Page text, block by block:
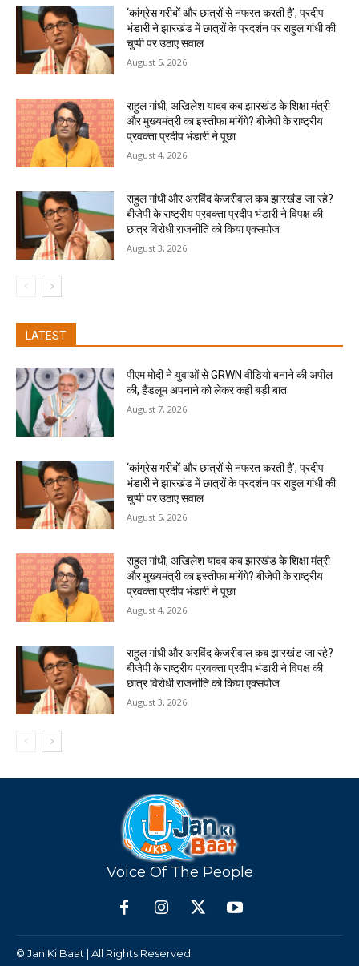
‘कांग्रेस गरीबों और छात्रों से नफरत करती है’, प्रदीप
भंडारी ने झारखंड में छात्रों के प्रदर्शन पर राहुल गांधी की
चुप्पी पर उठाए सवाल
August 5, 2026
राहुल गांधी, अखिलेश यादव कब झारखंड के शिक्षा मंत्री
और मुख्यमंत्री का इस्तीफा मांगेंगे? बीजेपी के राष्ट्रीय
प्रवक्ता प्रदीप भंडारी ने पूछा
August 4, 2026
राहुल गांधी और अरविंद केजरीवाल कब झारखंड जा रहे?
बीजेपी के राष्ट्रीय प्रवक्ता प्रदीप भंडारी ने विपक्ष की
छात्र विरोधी राजनीति को किया एक्सपोज
August 3, 2026
LATEST
पीएम मोदी ने युवाओं से GRWN वीडियो बनाने की अपील
की, हैंडलूम अपनाने को लेकर कही बड़ी बात
August 7, 2026
‘कांग्रेस गरीबों और छात्रों से नफरत करती है’, प्रदीप
भंडारी ने झारखंड में छात्रों के प्रदर्शन पर राहुल गांधी की
चुप्पी पर उठाए सवाल
August 5, 2026
राहुल गांधी, अखिलेश यादव कब झारखंड के शिक्षा मंत्री
और मुख्यमंत्री का इस्तीफा मांगेंगे? बीजेपी के राष्ट्रीय
प्रवक्ता प्रदीप भंडारी ने पूछा
August 4, 2026
राहुल गांधी और अरविंद केजरीवाल कब झारखंड जा रहे?
बीजेपी के राष्ट्रीय प्रवक्ता प्रदीप भंडारी ने विपक्ष की
छात्र विरोधी राजनीति को किया एक्सपोज
August 3, 2026
Voice Of The People
© Jan Ki Baat | All Rights Reserved